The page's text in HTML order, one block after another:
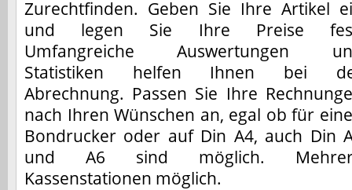
Zurechtfinden. Geben Sie Ihre Artikel
und legen Sie Ihre Preise
Umfangreiche Auswertungen
Statistiken helfen Ihnen bei
Abrechnung. Passen Sie Ihre
nach Ihren Wünschen an, egal ob für
Bondrucker oder auf Din A4, auch Din
und A6 sind möglich.
Kassenstationen möglich.